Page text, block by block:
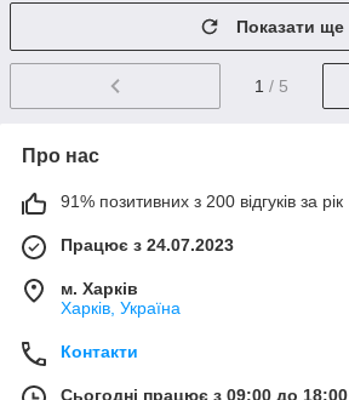
Показати ще
1 / 5
Про нас
91% позитивних з 200 відгуків за рік
Працює з 24.07.2023
м. Харків
Харків, Україна
Контакти
Сьогодні працює з 09:00 до 18:00